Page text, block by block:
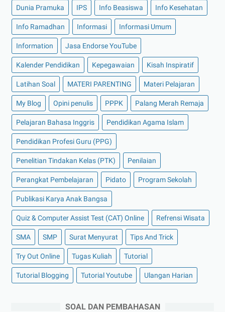
Dunia Pramuka IPS Info Beasiswa Info Kesehatan
Info Ramadhan Informasi Informasi Umum
Information Jasa Endorse YouTube
Kalender Pendidikan Kepegawaian Kisah Inspiratif
Latihan Soal MATERI PARENTING Materi Pelajaran
My Blog Opini penulis PPPK Palang Merah Remaja
Pelajaran Bahasa Inggris Pendidikan Agama Islam
Pendidikan Profesi Guru (PPG)
Penelitian Tindakan Kelas (PTK) Penilaian
Perangkat Pembelajaran Pidato Program Sekolah
Publikasi Karya Anak Bangsa
Quiz & Computer Assist Test (CAT) Online Refrensi Wisata
SMA SMP Surat Menyurat Tips And Trick
Try Out Online Tugas Kuliah Tutorial
Tutorial Blogging Tutorial Youtube Ulangan Harian
SOAL DAN PEMBAHASAN